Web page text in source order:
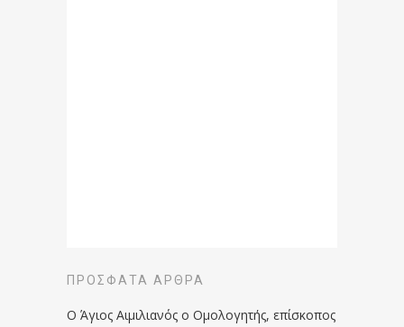
ΠΡΌΣΦΑΤΑ ΆΡΘΡΑ
Ο Άγιος Αιμιλιανός ο Ομολογητής, επίσκοπος